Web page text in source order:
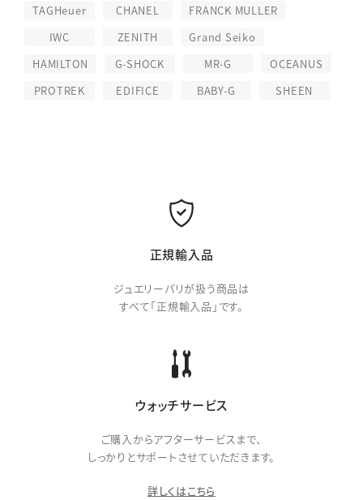
TAGHeuer
CHANEL
FRANCK MULLER
IWC
ZENITH
Grand Seiko
HAMILTON
G-SHOCK MR-G
OCEANUS
PROTREK
EDIFICE BABY-G SHEEN
正規輸入品
ジュエリーパリが扱う商品は
すべて「正規輸入品」です。
ウォッチサービス
ご購入からアフターサービスまで、
しっかりとサポートさせていただきます。
詳しくはこちら